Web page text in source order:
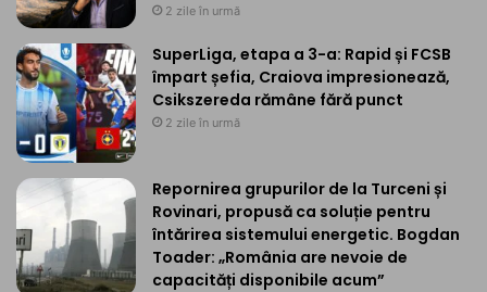
2 zile în urmă
SuperLiga, etapa a 3-a: Rapid și FCSB
împart șefia, Craiova impresionează,
Csikszereda rămâne fără punct
2 zile în urmă
Repornirea grupurilor de la Turceni și
Rovinari, propusă ca soluție pentru
întărirea sistemului energetic. Bogdan
Toader: „România are nevoie de
capacități disponibile acum”